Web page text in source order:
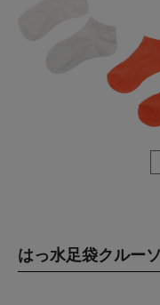
はっ水足袋クルー